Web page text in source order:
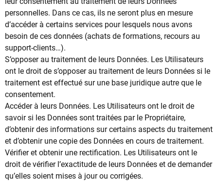
personnelles. Dans ce cas, ils ne seront plus en mesure
d’accéder à certains services pour lesquels nous avons
besoin de ces données (achats de formations, recours au
support-clients…).
S’opposer au traitement de leurs Données. Les Utilisateurs
ont le droit de s’opposer au traitement de leurs Données si le
traitement est effectué sur une base juridique autre que le
consentement.
Accéder à leurs Données. Les Utilisateurs ont le droit de
savoir si les Données sont traitées par le Propriétaire,
d’obtenir des informations sur certains aspects du traitement
et d’obtenir une copie des Données en cours de traitement.
Vérifier et obtenir une rectification. Les Utilisateurs ont le
droit de vérifier l’exactitude de leurs Données et de demander
qu’elles soient mises à jour ou corrigées.